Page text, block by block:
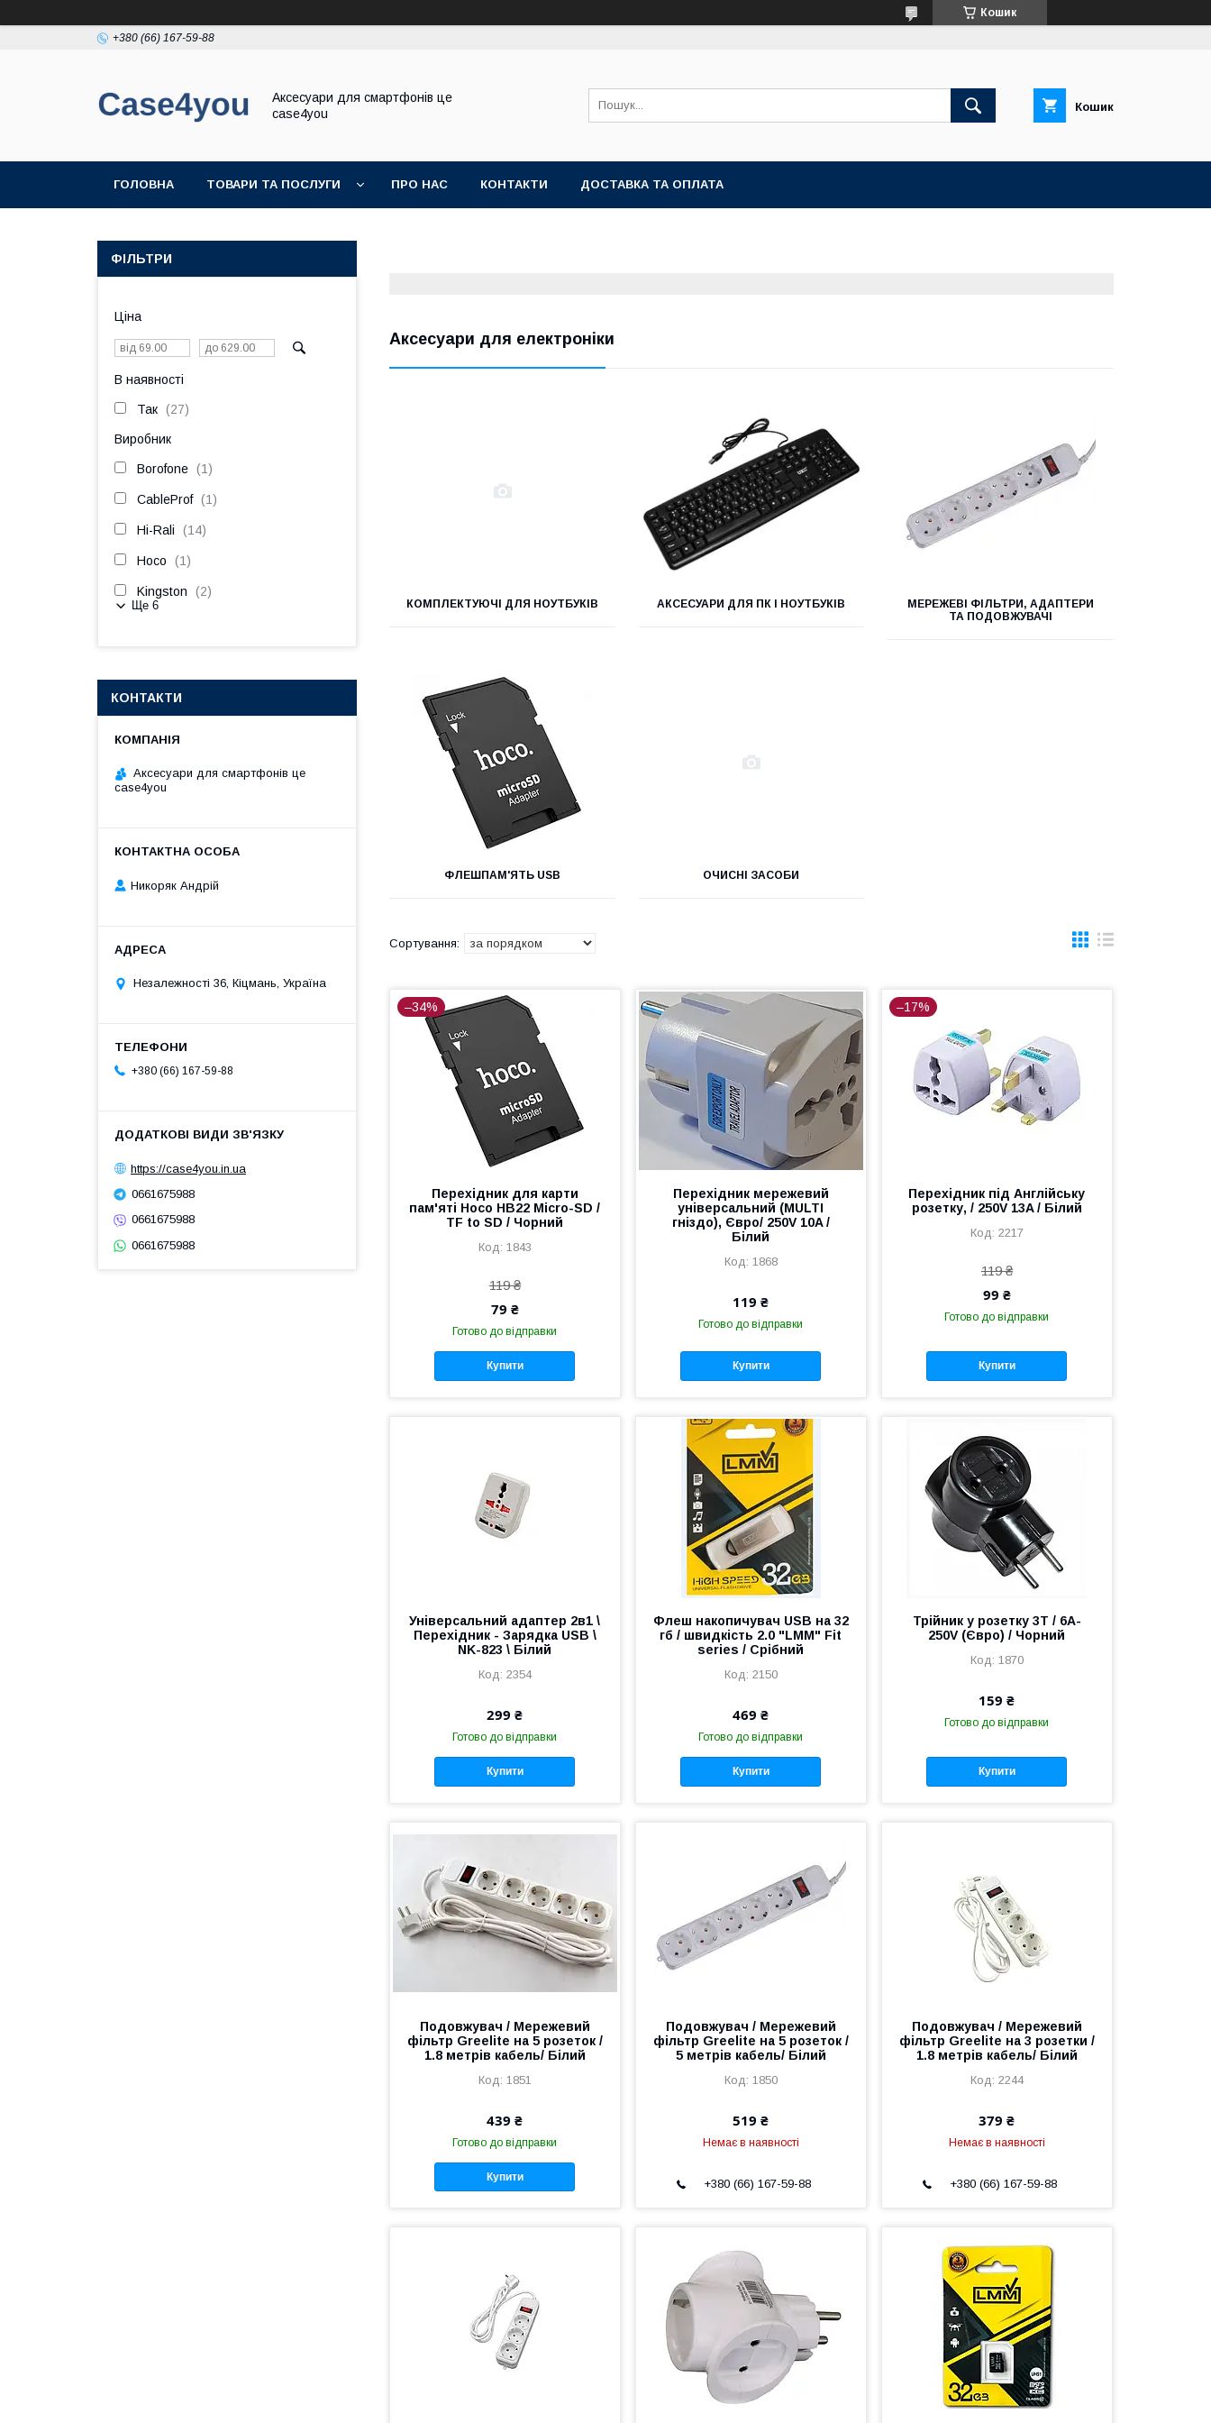
Кошик
+380 (66) 167-59-88
Аксесуари для смартфонів це
case4you
Кошик
ГОЛОВНА ТОВАРИ ТА ПОСЛУГИ ПРО НАС КОНТАКТИ ДОСТАВКА ТА ОПЛАТА
Аксесуари для електроніки
КОМПЛЕКТУЮЧІ ДЛЯ НОУТБУКІВ АКСЕСУАРИ ДЛЯ ПК І НОУТБУКІВ
МЕРЕЖЕВІ ФІЛЬТРИ, АДАПТЕРИ
ТА ПОДОВЖУВАЧІ
ФЛЕШПАМ'ЯТЬ USB ОЧИСНІ ЗАСОБИ
–34%
Перехідник для карти
пам'яті Hoco HB22 Micro-SD /
TF to SD / Чорний
1843
119 ₴
79 ₴
Готово до відправки
Купити
Перехідник мережевий
універсальний (MULTI
гніздо), Євро/ 250V 10A /
Білий
1868
119 ₴
Готово до відправки
Купити
–17%
Перехідник під Англійську
розетку, / 250V 13A / Білий
2217
119 ₴
99 ₴
Готово до відправки
Купити
Універсальний адаптер 2в1 \
Перехідник - Зарядка USB \
NK-823 \ Білий
2354
299 ₴
Готово до відправки
Купити
Флеш накопичувач USB на 32
гб / швидкість 2.0 "LMM" Fit
series / Срібний
2150
469 ₴
Готово до відправки
Купити
Трійник у розетку 3T / 6A-
250V (Євро) / Чорний
1870
159 ₴
Готово до відправки
Купити
Подовжувач / Мережевий
фільтр Greelite на 5 розеток /
1.8 метрів кабель/ Білий
1851
439 ₴
Готово до відправки
Купити
Подовжувач / Мережевий
фільтр Greelite на 5 розеток /
5 метрів кабель/ Білий
1850
519 ₴
Немає в наявності
+380 (66) 167-59-88
Подовжувач / Мережевий
фільтр Greelite на 3 розетки /
1.8 метрів кабель/ Білий
2244
379 ₴
Немає в наявності
+380 (66) 167-59-88
ФІЛЬТРИ
Ціна
В наявності
Так 27
Виробник
Borofone 1
CableProf 1
Hi-Rali 14
Hoco 1
Kingston 2
Ще 6
КОНТАКТИ
Аксесуари для смартфонів це
case4you
Никоряк Андрій
Незалежності 36, Кіцмань, Україна
+380 (66) 167-59-88
https://case4you.in.ua
0661675988
0661675988
0661675988